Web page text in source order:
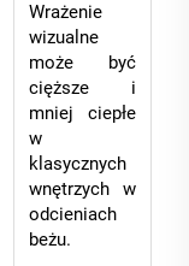
Wrażenie
wizualne
może być
cięższe i
mniej ciepłe
w
klasycznych
wnętrzych w
odcieniach
beżu.